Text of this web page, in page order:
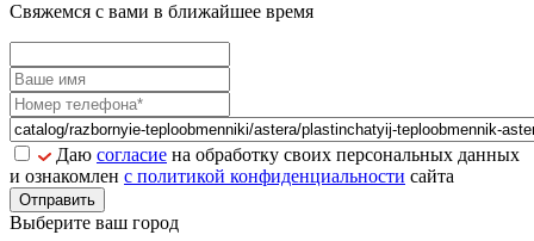
Свяжемся с вами в ближайшее время
Даю согласие на обработку своих персональных данных
и ознакомлен с политикой конфиденциальности сайта
Отправить
Выберите ваш город